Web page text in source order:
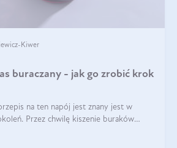
Kiwer
buraczany - jak go zrobić krok
na ten napój jest znany jest w
Przez chwilę kiszenie buraków